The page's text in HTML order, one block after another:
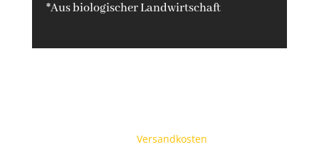
*Aus biologischer Landwirtschaft
Versandkosten